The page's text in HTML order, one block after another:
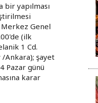
yapılması
Merkez Genel
(ilk
1 Cd.
/Ankara); şayet
Pazar günü
karar